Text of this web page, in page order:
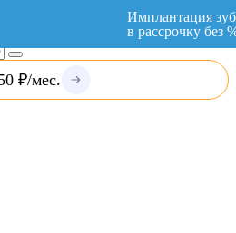
₽/мес.
Имплантация
в рассрочку без